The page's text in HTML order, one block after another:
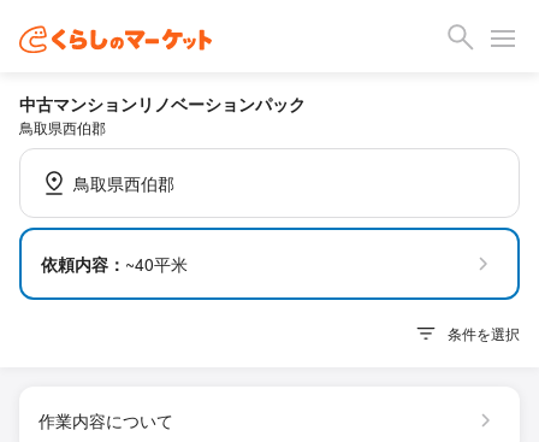
中古マンションリノベーションパック
鳥取県西伯郡
鳥取県西伯郡
依頼内容： ~40平米
条件を選択
作業内容について